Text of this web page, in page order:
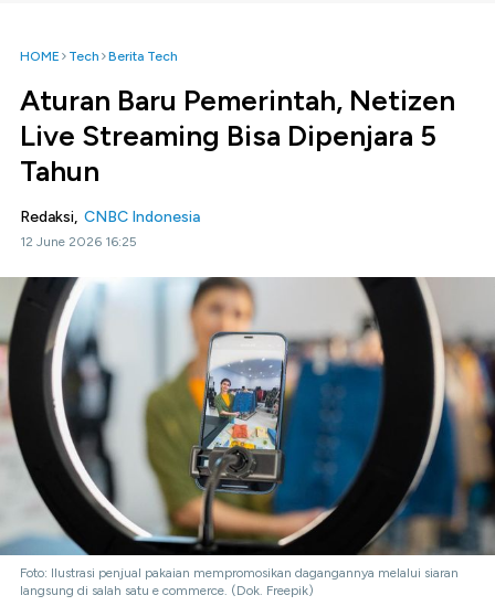
HOME Tech Berita Tech
Aturan Baru Pemerintah, Netizen
Live Streaming Bisa Dipenjara 5
Tahun
Redaksi, CNBC Indonesia
12 June 2026 16:25
Foto: Ilustrasi penjual pakaian mempromosikan dagangannya melalui siaran
langsung di salah satu e commerce. (Dok. Freepik)